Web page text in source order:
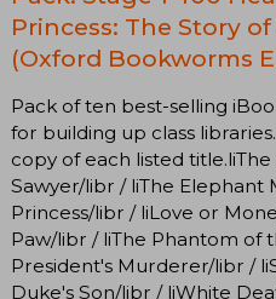
Princess: The Story of
(Oxford Bookworms
Pack of ten best-selling
for building up class
copy of each listed
Sawyer/libr / liThe Elephant
Princess/libr / liLove or
Paw/libr / liThe Phantom of
President's Murderer/libr /
Duke's Son/libr / liWhite